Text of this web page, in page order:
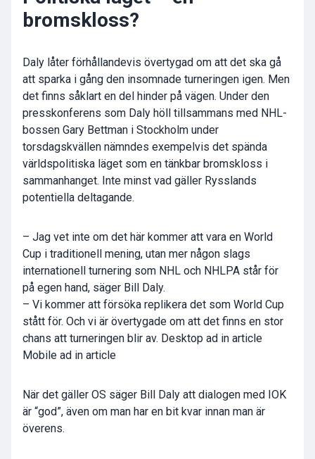
bromskloss?
Daly låter förhållandevis övertygad om att det ska gå
att sparka i gång den insomnade turneringen igen. Men
det finns såklart en del hinder på vägen. Under den
presskonferens som Daly höll tillsammans med NHL-
bossen Gary Bettman i Stockholm under
torsdagskvällen nämndes exempelvis det spända
världspolitiska läget som en tänkbar bromskloss i
sammanhanget. Inte minst vad gäller Rysslands
potentiella deltagande.
– Jag vet inte om det här kommer att vara en World
Cup i traditionell mening, utan mer någon slags
internationell turnering som NHL och NHLPA står för
på egen hand, säger Bill Daly.
– Vi kommer att försöka replikera det som World Cup
stått för. Och vi är övertygade om att det finns en stor
chans att turneringen blir av. Desktop ad in article
Mobile ad in article
När det gäller OS säger Bill Daly att dialogen med IOK
är “god”, även om man har en bit kvar innan man är
överens.